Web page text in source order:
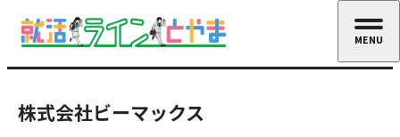
株式会社ビーマックス
MENU